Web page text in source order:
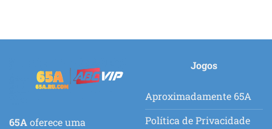
65Aoferece uma
Jogos
Aproximadamente 65A
Política de Privacidade